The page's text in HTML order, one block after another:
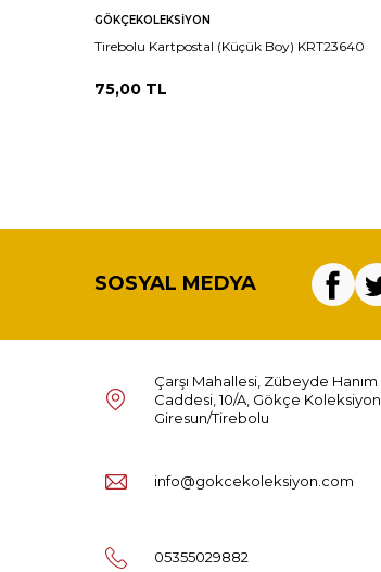
GÖKÇEKOLEKSIYON
Tirebolu Kartpostal (Küçük Boy) KRT23640
75,00 TL
SOSYAL MEDYA
Çarşı Mahallesi, Zübeyde Hanım
Caddesi, 10/A, Gökçe Koleksiyon,
Giresun/Tirebolu
info@gokcekoleksiyon.com
05355029882